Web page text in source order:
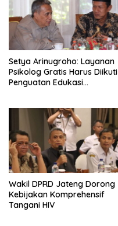
Setya Arinugroho: Layanan
Psikolog Gratis Harus Diikuti
Penguatan Edukasi
Wakil DPRD Jateng Dorong
Kebijakan Komprehensif
Tangani HIV